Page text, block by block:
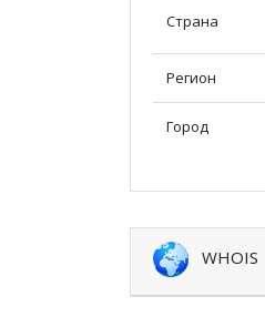
Страна
Регион
Город
WHOIS